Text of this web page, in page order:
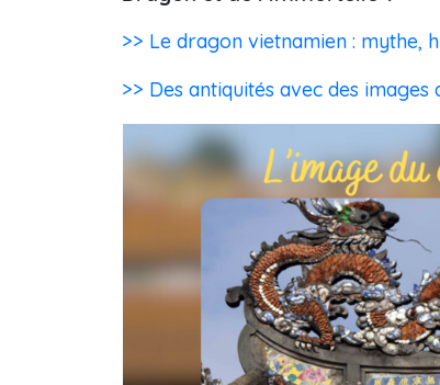
>> Le dragon vietnamien : mythe,
>> Des antiquités avec des